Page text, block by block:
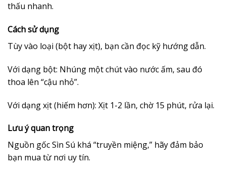
thấu nhanh.
Cách sử dụng
Tùy vào loại (bột hay xịt), bạn cần đọc kỹ hướng dẫn.
Với dạng bột: Nhúng một chút vào nước ấm, sau đó
thoa lên “cậu nhỏ”.
Với dạng xịt (hiếm hơn): Xịt 1-2 lần, chờ 15 phút, rửa lại.
Lưu ý quan trọng
Nguồn gốc Sìn Sú khá “truyền miệng,” hãy đảm bảo
bạn mua từ nơi uy tín.